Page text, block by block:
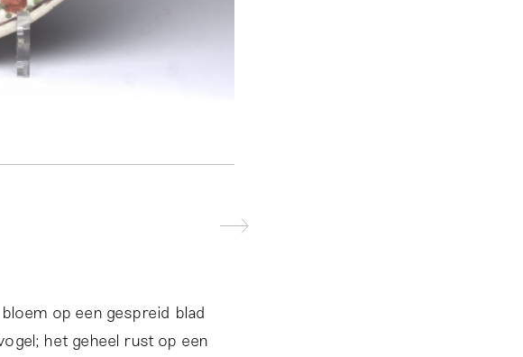
op een gespreid blad
het geheel rust op een